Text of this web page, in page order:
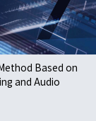
Based on
and Audio